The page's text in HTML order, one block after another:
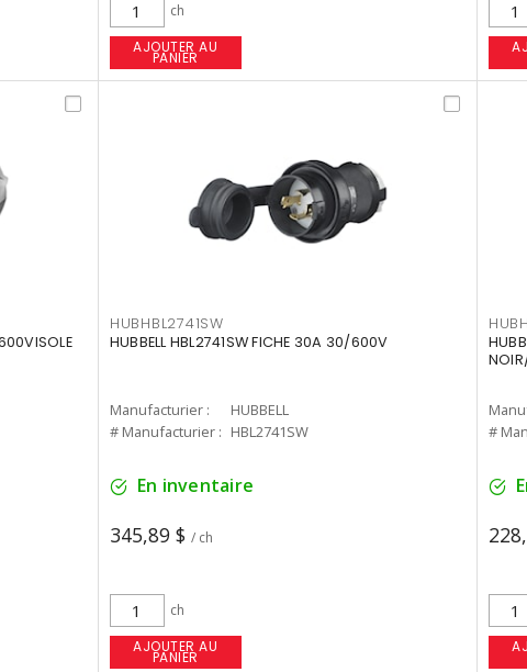
ch
AJOUTER AU
PANIER
HUBHBL2741SW
HUBBELL HBL2741SW FICHE 30A 30/600V
Manufacturier :
HUBBELL
# Manufacturier : HBL2741SW
En inventaire
345,89 $ / ch
ch
AJOUTER AU
PANIER
#